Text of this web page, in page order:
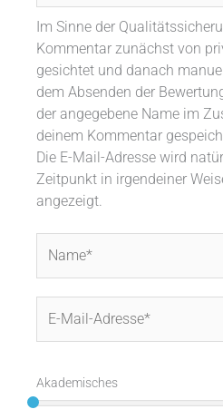
Im Sinne der
Kommentar zunächst von
gesichtet und danach
dem Absenden der
der angegebene Name im
deinem Kommentar
Die E-Mail-Adresse wird
Zeitpunkt in irgendeiner
angezeigt.
Mail-
Akademisches